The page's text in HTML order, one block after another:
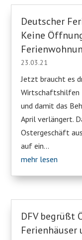
Deutscher
Keine
23.03.21
Jetzt braucht es
Wirtschaftshilfen
und damit das
April verlängert.
Ostergeschäft
auf ein...
mehr lesen
DFV begrüßt
Ferienhäuser